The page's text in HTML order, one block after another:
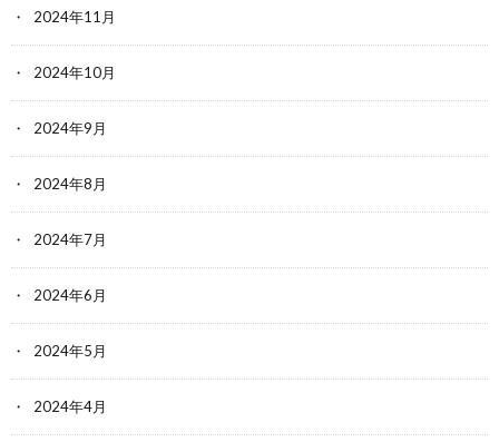
2024年11月
2024年10月
2024年9月
2024年8月
2024年7月
2024年6月
2024年5月
2024年4月